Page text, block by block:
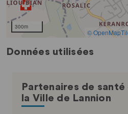
Données utilisées
Partenaires de
la Ville de Lannion